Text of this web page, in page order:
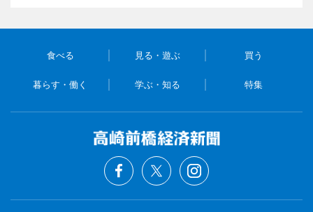
食べる 見る・遊ぶ 買う
暮らす・働く 学ぶ・知る 特集